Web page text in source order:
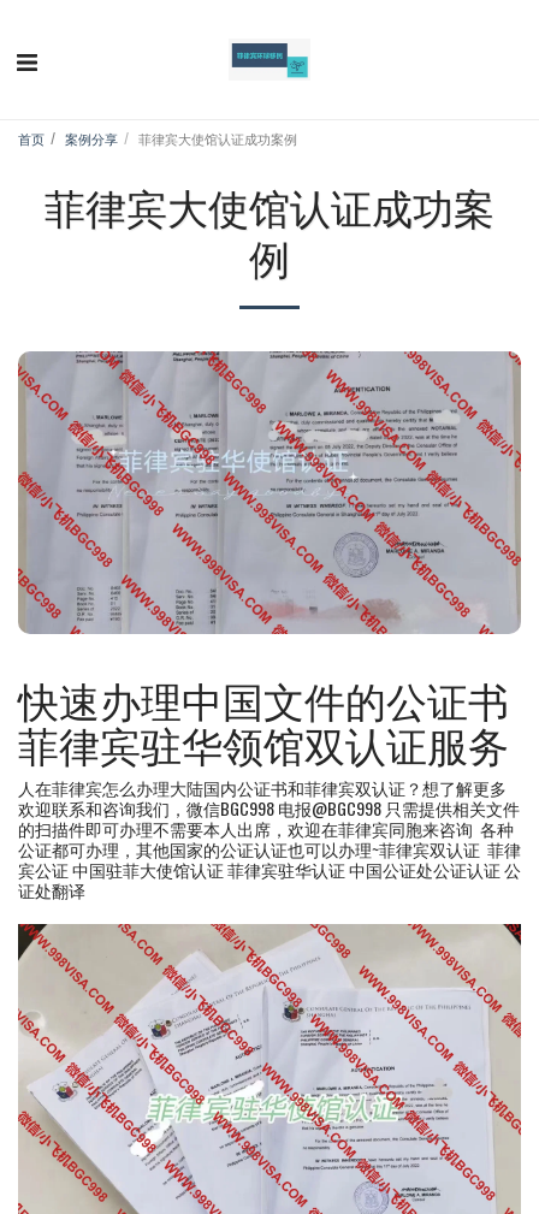
首页 案例分享 菲律宾大使馆认证成功案例
菲律宾大使馆认证成功案
例
快速办理中国文件的公证书
菲律宾驻华领馆双认证服务
人在菲律宾怎么办理大陆国内公证书和菲律宾双认证？想了解更多
欢迎联系和咨询我们，微信BGC998 电报@BGC998 只需提供相关文件
的扫描件即可办理不需要本人出席，欢迎在菲律宾同胞来咨询 各种
公证都可办理，其他国家的公证认证也可以办理~菲律宾双认证 菲律
宾公证 中国驻菲大使馆认证 菲律宾驻华认证 中国公证处公证认证 公
证处翻译